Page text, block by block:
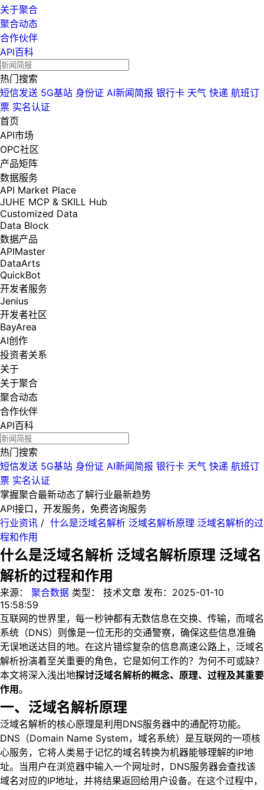
关于聚合
聚合动态
合作伙伴
API百科
热门搜索
短信发送 5G基站 身份证 AI新闻简报 银行卡 天气 快递 航班订
票 实名认证
首页
API市场
OPC社区
产品矩阵
数据服务
API Market Place
JUHE MCP & SKILL Hub
Customized Data
Data Block
数据产品
APIMaster
DataArts
QuickBot
开发者服务
Jenius
开发者社区
BayArea
AI创作
投资者关系
关于
关于聚合
聚合动态
合作伙伴
API百科
热门搜索
短信发送 5G基站 身份证 AI新闻简报 银行卡 天气 快递 航班订
票 实名认证
掌握聚合最新动态了解行业最新趋势
API接口，开发服务，免费咨询服务
行业资讯 / 什么是泛域名解析 泛域名解析原理 泛域名解析的过
程和作用
什么是泛域名解析 泛域名解析原理 泛域名
解析的过程和作用
来源： 聚合数据 类型： 技术文章 发布： 2025-01-10
15:58:59
互联网的世界里，每一秒钟都有无数信息在交换、传输，而域名
系统（DNS）则像是一位无形的交通警察，确保这些信息准确
无误地送达目的地。在这片错综复杂的信息高速公路上，泛域名
解析扮演着至关重要的角色，它是如何工作的？为何不可或缺？
本文将深入浅出地探讨泛域名解析的概念、原理、过程及其重要
作用。
一、泛域名解析原理
泛域名解析的核心原理是利用DNS服务器中的通配符功能。
DNS（Domain Name System，域名系统）是互联网的一项核
心服务，它将人类易于记忆的域名转换为机器能够理解的IP地
址。当用户在浏览器中输入一个网址时，DNS服务器会查找该
域名对应的IP地址，并将结果返回给用户设备。在这个过程中，